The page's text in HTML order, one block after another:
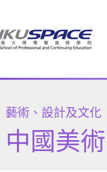
藝術、設計及文化
中國美術